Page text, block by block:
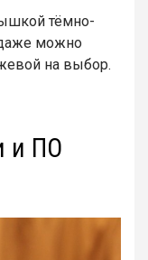
тёмно-
можно
на выбор.
и ПО